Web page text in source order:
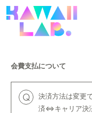
SCHEDULE
VIDEO
会費支払について
Q
決済方法は変更
済⇔キャリア決